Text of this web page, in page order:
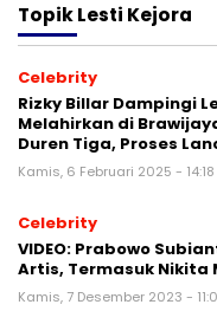
TopikLesti Kejora
Celebrity
Rizky Billar Dampingi
Melahirkan di
Duren Tiga, Proses
Kamis, 6 Februari 2025 - 14:18
Celebrity
VIDEO: Prabowo
Artis, Termasuk Nikita
Kamis, 7 Desember 2023 -